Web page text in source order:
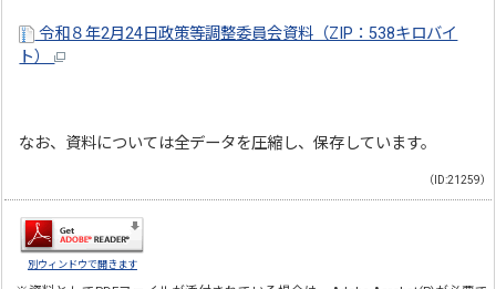
令和８年2月24日政策等調整委員会資料（ZIP：538キロバイ
ト）
なお、資料については全データを圧縮し、保存しています。
（ID:21259）
別ウィンドウで開きます